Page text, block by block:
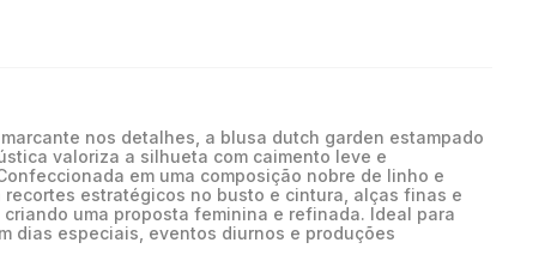
nos detalhes, a blusa dutch garden estampado
valoriza a silhueta com caimento leve e
em uma composição nobre de linho e
recortes estratégicos no busto e cintura, alças finas e
uma proposta feminina e refinada. Ideal para
dias especiais, eventos diurnos e produções